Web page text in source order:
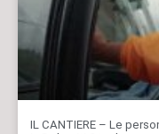
IL CANTIERE – Le